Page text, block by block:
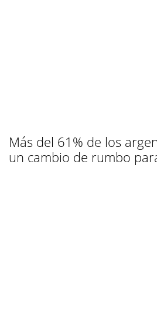
Más del 61% de los
un cambio de rumbo